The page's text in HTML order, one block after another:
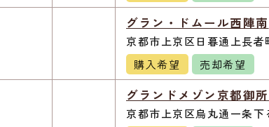
グラン・ドムール西陣南
京都市上京区日暮通上長
購入希望
売却希望
グランドメゾン京都御
京都市上京区烏丸通一条